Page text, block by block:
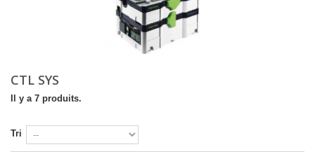
CTL SYS
Il y a 7 produits.
Tri